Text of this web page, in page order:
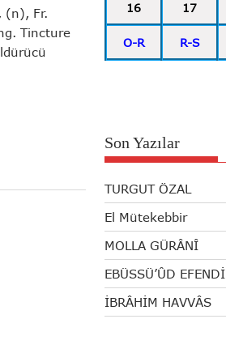
(n), Fr.
Tincture
16 17
O-R R-S
Son Yazılar
TURGUT ÖZAL
El Mütekebbir
MOLLA GÜRÂNÎ
EBÜSSÜ’ÛD EFENDİ
İBRÂHİM HAVVÂS